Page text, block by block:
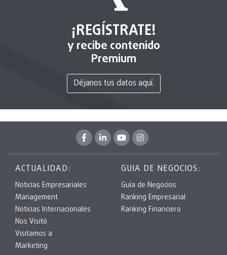
¡REGÍSTRATE!
y recibe contenido
Premium
Déjanos tus datos aquí.
ACTUALIDAD:
Noticias Empresariales
Management
Noticias Internacionales
Nos Visitó
Visitamos a
Marketing
GUIA DE NEGOCIOS:
Guía de Negocios
Ranking Empresarial
Ranking Financiero